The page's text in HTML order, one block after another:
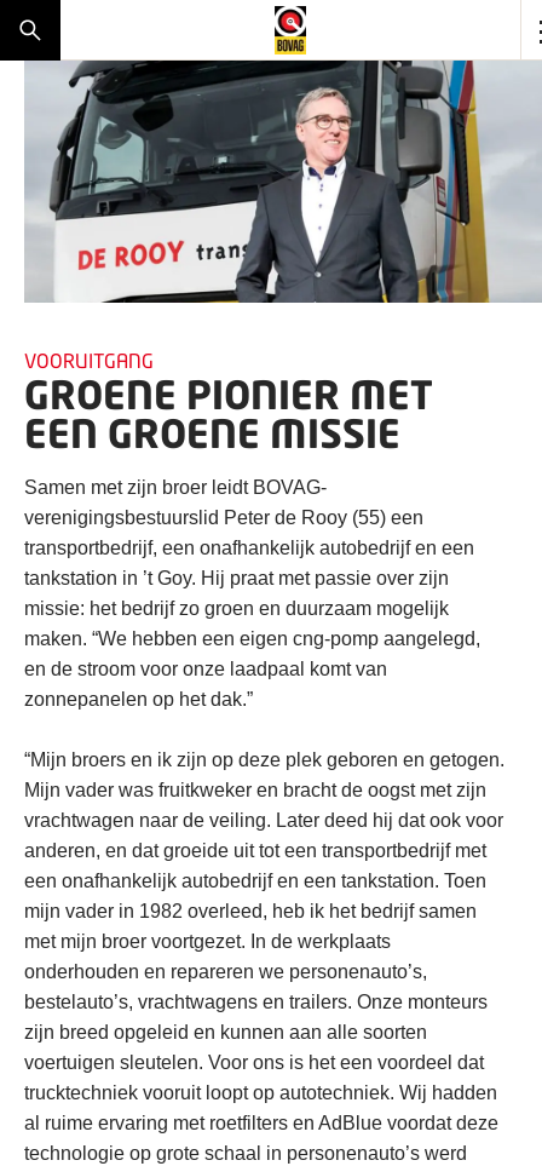
VOORUITGANG
​GROENE PIONIER MET
EEN GROENE MISSIE
Samen met zijn broer leidt BOVAG-
verenigingsbestuurslid Peter de Rooy (55) een
transportbedrijf, een onafhankelijk autobedrijf en een
tankstation in ’t Goy. Hij praat met passie over zijn
missie: het bedrijf zo groen en duurzaam mogelijk
maken. “We hebben een eigen cng-pomp aangelegd,
en de stroom voor onze laadpaal komt van
zonnepanelen op het dak.”
“Mijn broers en ik zijn op deze plek geboren en getogen.
Mijn vader was fruitkweker en bracht de oogst met zijn
vrachtwagen naar de veiling. Later deed hij dat ook voor
anderen, en dat groeide uit tot een transportbedrijf met
een onafhankelijk autobedrijf en een tankstation. Toen
mijn vader in 1982 overleed, heb ik het bedrijf samen
met mijn broer voortgezet. In de werkplaats
onderhouden en repareren we personenauto’s,
bestelauto’s, vrachtwagens en trailers. Onze monteurs
zijn breed opgeleid en kunnen aan alle soorten
voertuigen sleutelen. Voor ons is het een voordeel dat
trucktechniek vooruit loopt op autotechniek. Wij hadden
al ruime ervaring met roetfilters en AdBlue voordat deze
technologie op grote schaal in personenauto’s werd